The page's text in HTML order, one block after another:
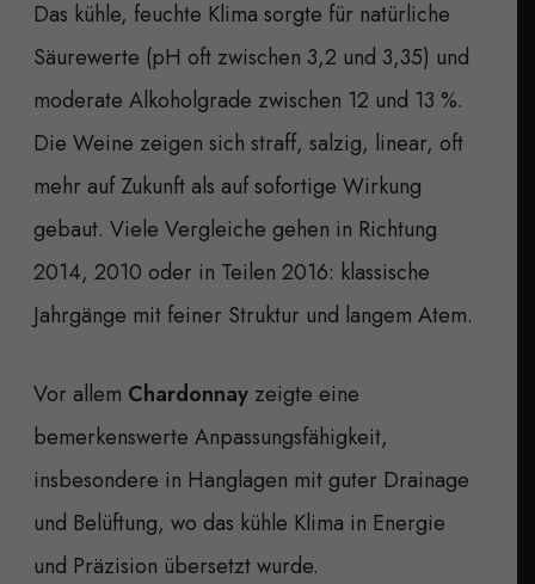
Das kühle, feuchte Klima sorgte für natürliche
Säurewerte (pH oft zwischen 3,2 und 3,35) und
moderate Alkoholgrade zwischen 12 und 13 %.
Die Weine zeigen sich straff, salzig, linear, oft
mehr auf Zukunft als auf sofortige Wirkung
gebaut. Viele Vergleiche gehen in Richtung
2014, 2010 oder in Teilen 2016: klassische
Jahrgänge mit feiner Struktur und langem Atem.
Vor allem Chardonnay zeigte eine
bemerkenswerte Anpassungsfähigkeit,
insbesondere in Hanglagen mit guter Drainage
und Belüftung, wo das kühle Klima in Energie
und Präzision übersetzt wurde.